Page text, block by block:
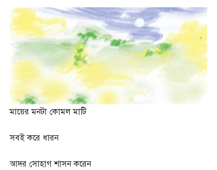
মায়ের মনটা কোমল মাটি
সবই করে ধারন
আদর সোহাগ শাসন করেন